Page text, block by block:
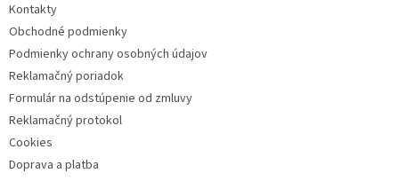
Kontakty
Obchodné podmienky
Podmienky ochrany osobných údajov
Reklamačný poriadok
Formulár na odstúpenie od zmluvy
Reklamačný protokol
Cookies
Doprava a platba